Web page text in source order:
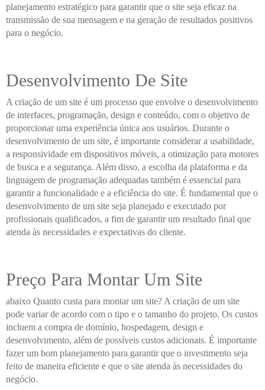
planejamento estratégico para garantir que o site seja eficaz na
transmissão de sua mensagem e na geração de resultados positivos
para o negócio.
Desenvolvimento De Site
A criação de um site é um processo que envolve o desenvolvimento
de interfaces, programação, design e conteúdo, com o objetivo de
proporcionar uma experiência única aos usuários. Durante o
desenvolvimento de um site, é importante considerar a usabilidade,
a responsividade em dispositivos móveis, a otimização para motores
de busca e a segurança. Além disso, a escolha da plataforma e da
linguagem de programação adequadas também é essencial para
garantir a funcionalidade e a eficiência do site. É fundamental que o
desenvolvimento de um site seja planejado e executado por
profissionais qualificados, a fim de garantir um resultado final que
atenda às necessidades e expectativas do cliente.
Preço Para Montar Um Site
abaixo Quanto custa para montar um site? A criação de um site
pode variar de acordo com o tipo e o tamanho do projeto. Os custos
incluem a compra de domínio, hospedagem, design e
desenvolvimento, além de possíveis custos adicionais. É importante
fazer um bom planejamento para garantir que o investimento seja
feito de maneira eficiente e que o site atenda às necessidades do
negócio.